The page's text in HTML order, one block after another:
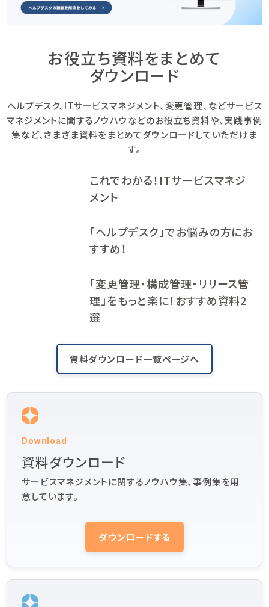
お役立ち資料をまとめて
ダウンロード
ヘルプデスク、ITサービスマネジメント、変更管理、などサービス
マネジメントに関するノウハウなどのお役立ち資料や、 実践事例
集など、さまざま資料をまとめてダウンロードしていただけま
す。
これでわかる！ITサービスマネジ
メント
「ヘルプデスク」でお悩みの方にお
すすめ！
「変更管理・構成管理・リリース管
理」をもっと楽に！おすすめ資料2
選
資料ダウンロード一覧ページへ
Download
資料ダウンロード
サービスマネジメントに関するノウハウ集、事例集を用
意しています。
ダウンロードする